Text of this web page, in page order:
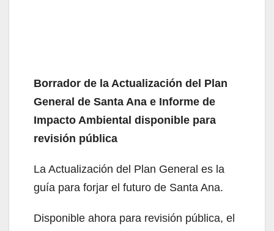
Borrador de la Actualización del Plan
General de Santa Ana e Informe de
Impacto Ambiental disponible para
revisión pública
La Actualización del Plan General es la
guía para forjar el futuro de Santa Ana.
Disponible ahora para revisión pública, el